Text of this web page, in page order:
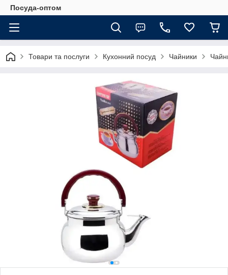
Посуда-оптом
Товари та послуги Кухонний посуд Чайники